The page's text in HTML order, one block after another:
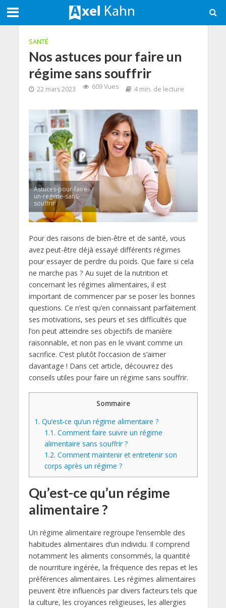
SANTÉ
Nos astuces pour faire un
régime sans souffrir
22 mars 2023 609 Vues 4 min. de lecture
Astuces-pour-faire-
un-regime-sans-
souffrir
Pour des raisons de bien-être et de santé, vous
avez peut-être déjà essayé différents régimes
pour essayer de perdre du poids. Que faire si cela
ne marche pas ? Au sujet de la nutrition et
concernant les régimes alimentaires, il est
important de commencer par se poser les bonnes
questions. Ce n’est qu’en connaissant parfaitement
ses motivations, ses peurs et ses difficultés que
l’on peut atteindre ses objectifs de manière
raisonnable, et non pas en le vivant comme un
sacrifice. C’est plutôt l’occasion de s’aimer
davantage ! Dans cet article, découvrez des
conseils utiles pour faire un régime sans souffrir.
Sommaire
1. Qu’est-ce qu’un régime alimentaire ?
1.1. Comment faire suivre un régime
alimentaire sans souffrir ?
1.2. Comment maintenir et entretenir son
corps après un régime ?
Qu’est-ce qu’un régime
alimentaire ?
Un régime alimentaire regroupe l’ensemble des
habitudes alimentaires d’un individu. Il comprend
notamment les aliments consommés, la quantité
de nourriture ingérée, la fréquence des repas et les
préférences alimentaires. Les régimes alimentaires
peuvent être influencés par divers facteurs tels que
la culture, les croyances religieuses, les allergies